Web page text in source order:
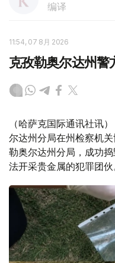
编译
11:54, 07 8月 2026
克孜勒奥尔达州警
（哈萨克国际通讯社讯
尔达州分局在州检察机
勒奥尔达州分局，成功
法开采贵金属的犯罪团伙